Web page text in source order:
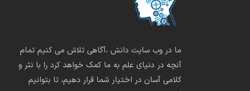
ما در وب سایت دانش ،آگاهی تلاش می کنیم تمام
آنچه در دنیای علم به ما کمک خواهد کرد را با نثر و
کلامی آسان در اختیار شما قرار دهیم، تا بتوانیم